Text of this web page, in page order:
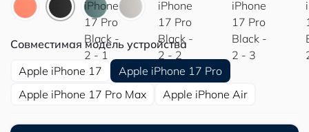
Совместимая модель устройства
Apple iPhone 17
Apple iPhone 17 Pro
Apple iPhone 17 Pro Max
Apple iPhone Air